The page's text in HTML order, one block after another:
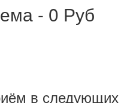
- 0 Руб
в следующих